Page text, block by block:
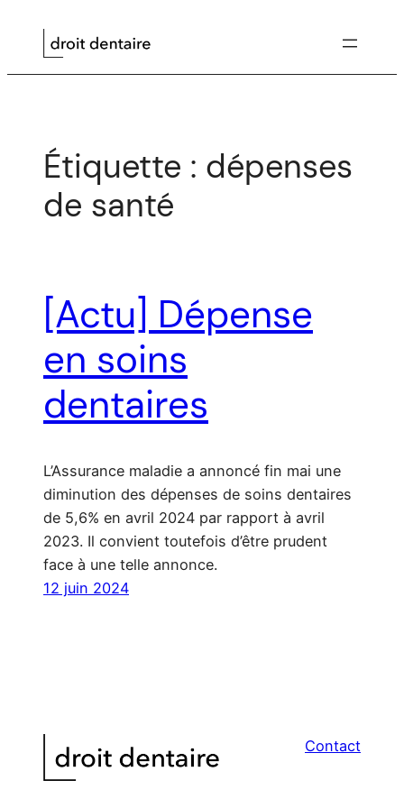
Étiquette : dépenses
de santé
[Actu] Dépense
en soins
dentaires
L’Assurance maladie a annoncé fin mai une
diminution des dépenses de soins dentaires
de 5,6% en avril 2024 par rapport à avril
2023. Il convient toutefois d’être prudent
face à une telle annonce.
12 juin 2024
Contact